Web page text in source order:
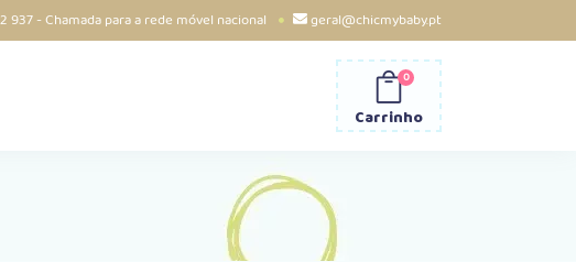
937 - Chamada para a rede móvel nacional geral@chicmybaby.pt
Carrinho
0